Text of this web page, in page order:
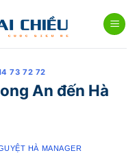
73 72 72
An đến Hà
HÀ MANAGER